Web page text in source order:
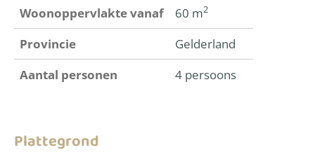
Woonoppervlakte vanaf
60 m2
Provincie
Gelderland
Aantal personen
4 persoons
Plattegrond